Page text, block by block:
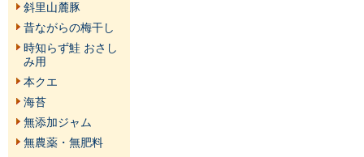
斜里山麓豚
昔ながらの梅干し
時知らず鮭 おさし
み用
本クエ
海苔
無添加ジャム
無農薬・無肥料